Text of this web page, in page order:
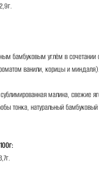
бамбуковым углём в
ванили, корицы и миндаля).
малина, свежие
тонка, натуральный бамбуковый